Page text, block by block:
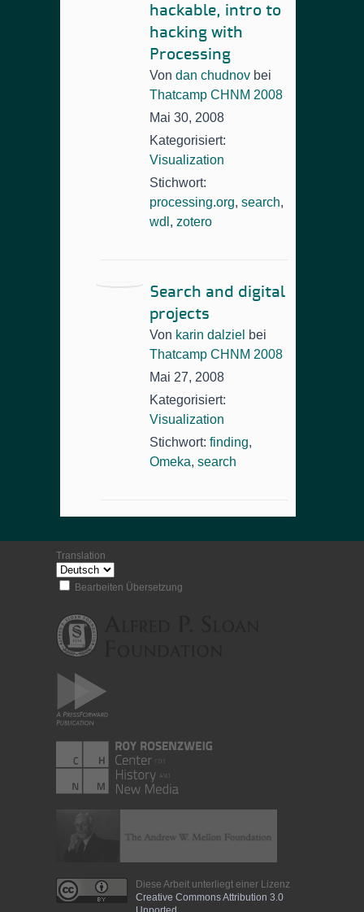
hackable, intro to
hacking with
Processing
Von dan chudnov bei
Thatcamp CHNM 2008
Mai 30, 2008
Kategorisiert:
Visualization
Stichwort:
processing.org, search,
wdl , zotero
Search and digital
projects
Von karin dalziel bei
Thatcamp CHNM 2008
Mai 27, 2008
Kategorisiert:
Visualization
Stichwort: finding,
Omeka, search
Translation
Bearbeiten Übersetzung
Diese Arbeit unterliegt einer Lizenz
Creative Commons Attribution 3.0